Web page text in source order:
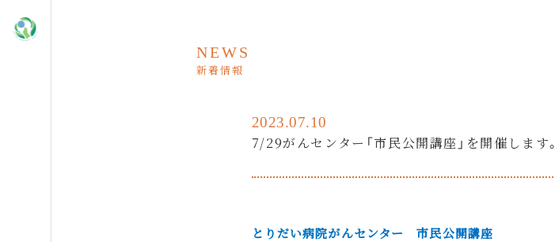
NEWS
新着情報
2023.07.10
7/29がんセンター「市民公開講座」を開催します。
とりだい病院がんセンター 市民公開講座